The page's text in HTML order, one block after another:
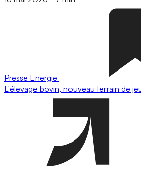
Presse Energie
L'élevage bovin, nouveau terrain de